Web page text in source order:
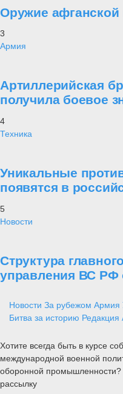
Оружие
3
Армия
Артиллерийская
получила боевое
4
Техника
Уникальные
появятся в
5
Новости
Структура
управления ВС РФ
Новости За рубежом Армия
Битва за историю Редакция
Хотите всегда быть в курсе
международной военной
оборонной
рассылку